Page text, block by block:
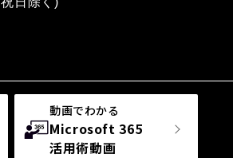
動画でわかる
Microsoft 365
活用術動画